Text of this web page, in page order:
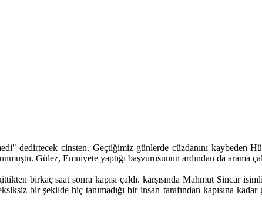
dedirtecek cinsten. Geçtiğimiz günlerde cüzdanını kaybeden
Gülez, Emniyete yaptığı başvurusunun ardından da arama
birkaç saat sonra kapısı çaldı. karşısında Mahmut Sincar
bir şekilde hiç tanımadığı bir insan tarafından kapısına